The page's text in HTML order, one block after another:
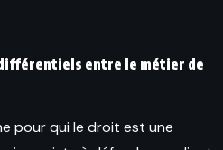
entre le métier de
pour qui le droit est une